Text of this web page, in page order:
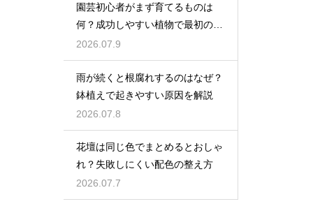
園芸初心者がまず育てるものは
何？成功しやすい植物で最初の一
歩を踏み出そう
2026.07.9
雨が続くと根腐れするのはなぜ？
鉢植えで起きやすい原因を解説
2026.07.8
花壇は同じ色でまとめるとおしゃ
れ？失敗しにくい配色の整え方
2026.07.7